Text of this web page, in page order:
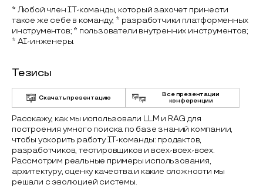
* Любой член IT-команды, который захочет принести
такое же себе в команду; * разработчики платформенных
инструментов; * пользователи внутренних инструментов;
* AI-инженеры.
Тезисы
Скачать презентацию
Все презентации
конференции
Расскажу, как мы использовали LLM и RAG для
построения умного поиска по базе знаний компании,
чтобы ускорить работу IT-команды: продактов,
разработчиков, тестировщиков и всех-всех-всех.
Рассмотрим реальные примеры использования,
архитектуру, оценку качества и какие сложности мы
решали с эволюцией системы.